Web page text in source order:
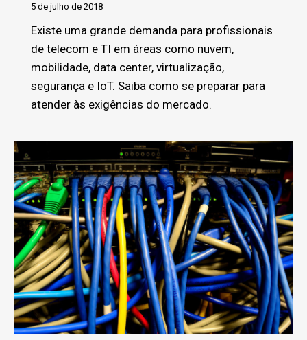
5 de julho de 2018
Existe uma grande demanda para profissionais
de telecom e TI em áreas como nuvem,
mobilidade, data center, virtualização,
segurança e IoT. Saiba como se preparar para
atender às exigências do mercado.